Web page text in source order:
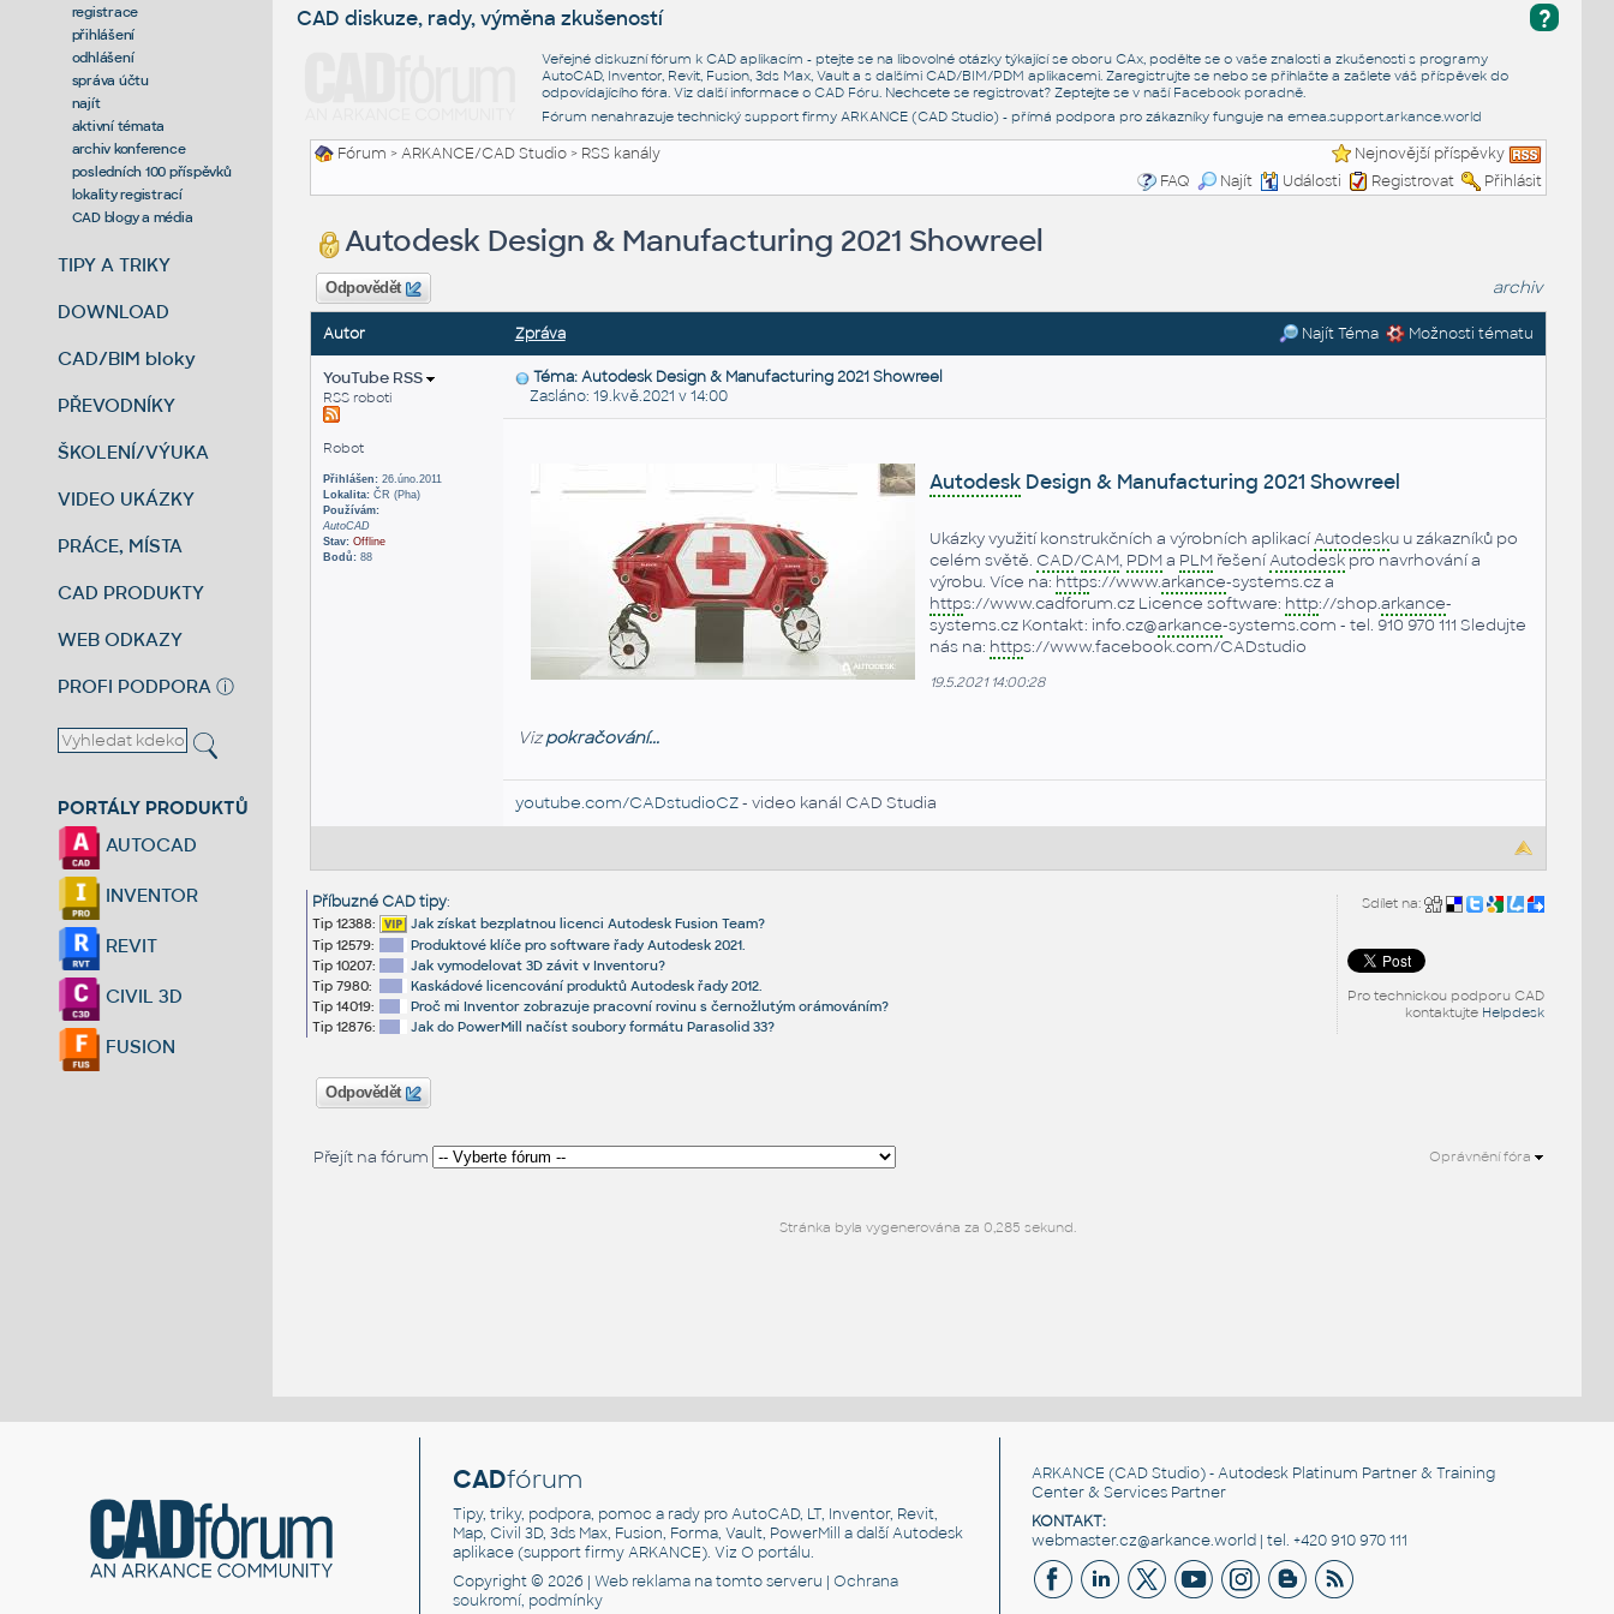
registrace
přihlášení
odhlášení
správa účtu
najít
aktivní témata
archiv konference
posledních 100 příspěvků
lokality registrací
CAD blogy a média
TIPY A TRIKY
DOWNLOAD
CAD/BIM bloky
PŘEVODNÍKY
ŠKOLENÍ/VÝUKA
VIDEO UKÁZKY
PRÁCE, MÍSTA
CAD PRODUKTY
WEB ODKAZY
PROFI PODPORA ⓘ
PORTÁLY PRODUKTŮ
AUTOCAD
INVENTOR
REVIT
CIVIL 3D
FUSION
?
CAD diskuze, rady, výměna zkušeností
Veřejné diskuzní fórum k CAD aplikacím - ptejte se na libovolné otázky týkající se oboru CAx, podělte se o vaše znalosti a zkušenosti s programy
AutoCAD, Inventor, Revit, Fusion, 3ds Max, Vault a s dalšími CAD/BIM/PDM aplikacemi. Zaregistrujte se nebo se přihlašte a zašlete váš příspěvek do
odpovídajícího fóra. Viz další informace o CAD Fóru. Nechcete se registrovat? Zeptejte se v naší Facebook poradně.
Fórum nenahrazuje technický support firmy ARKANCE (CAD Studio) - přímá podpora pro zákazníky funguje na emea.support.arkance.world
Fórum >ARKANCE/CAD Studio> RSS kanály
Nejnovější příspěvky
FAQ
Najít Události Registrovat Přihlásit
Autodesk Design & Manufacturing 2021 Showreel
Odpovědět archiv
Autor Zpráva Najít Téma Možnosti tématu
YouTube RSS
RSS roboti
Robot
Přihlášen:26.úno.2011
Lokalita:ČR (Pha)
Používám:
AutoCAD
Stav: Offline
Bodů:88
Téma: Autodesk Design & Manufacturing 2021 Showreel
Zasláno: 19.kvě.2021 v 14:00
AutodeskDesign & Manufacturing 2021 Showreel
Ukázky využití konstrukčních a výrobních aplikacíAutodesku u zákazníků po
celém světě. CAD/CAM, PDMa PLMřešeníAutodeskpro navrhování a
výrobu. Více na: https://www.arkance-systems.cz a
https://www.cadforum.cz Licence software: http://shop.arkance-
systems.cz Kontakt: info.cz@arkance-systems.com - tel. 910 970 111 Sledujte
nás na: https://www.facebook.com/CADstudio
19.5.2021 14:00:28
Vizpokračování...
youtube.com/CADstudioCZ- video kanál CAD Studia
Sdílet na:
Pro technickou podporu CAD
kontaktujte Helpdesk
Příbuzné CAD tipy:
Tip 12388:
Jak získat bezplatnou licenci Autodesk Fusion Team?
Tip 12579:
Produktové klíče pro software řady Autodesk 2021.
Tip 10207:
Jak vymodelovat 3D závit v Inventoru?
Tip 7980:
Kaskádové licencování produktů Autodesk řady 2012.
Tip 14019:
Proč mi Inventor zobrazuje pracovní rovinu s černožlutým orámováním?
Tip 12876:
Jak do PowerMill načíst soubory formátu Parasolid 33?
Odpovědět
Přejít na fórum Oprávnění fóra
Stránka byla vygenerována za 0,285 sekund.
CADfórum
Tipy, triky, podpora, pomoc a rady pro AutoCAD, LT, Inventor, Revit,
Map, Civil 3D, 3ds Max, Fusion, Forma, Vault, PowerMill a další Autodesk
aplikace (support firmy ARKANCE). VizO portálu.
Copyright © 2026 |Web reklama na tomto serveru |Ochrana
soukromí, podmínky
ARKANCE (CAD Studio) - Autodesk Platinum Partner & Training
Center & Services Partner
KONTAKT:
webmaster.cz@arkance.world | tel. +420 910 970 111